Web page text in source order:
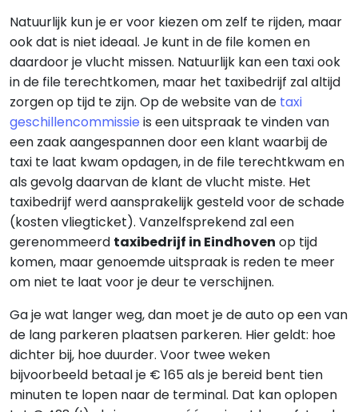
Natuurlijk kun je er voor kiezen om zelf te rijden, maar
ook dat is niet ideaal. Je kunt in de file komen en
daardoor je vlucht missen. Natuurlijk kan een taxi ook
in de file terechtkomen, maar het taxibedrijf zal altijd
zorgen op tijd te zijn. Op de website van de taxi
geschillencommissie is een uitspraak te vinden van
een zaak aangespannen door een klant waarbij de
taxi te laat kwam opdagen, in de file terechtkwam en
als gevolg daarvan de klant de vlucht miste. Het
taxibedrijf werd aansprakelijk gesteld voor de schade
(kosten vliegticket). Vanzelfsprekend zal een
gerenommeerd taxibedrijf in Eindhoven op tijd
komen, maar genoemde uitspraak is reden te meer
om niet te laat voor je deur te verschijnen.
Ga je wat langer weg, dan moet je de auto op een van
de lang parkeren plaatsen parkeren. Hier geldt: hoe
dichter bij, hoe duurder. Voor twee weken
bijvoorbeeld betaal je € 165 als je bereid bent tien
minuten te lopen naar de terminal. Dat kan oplopen